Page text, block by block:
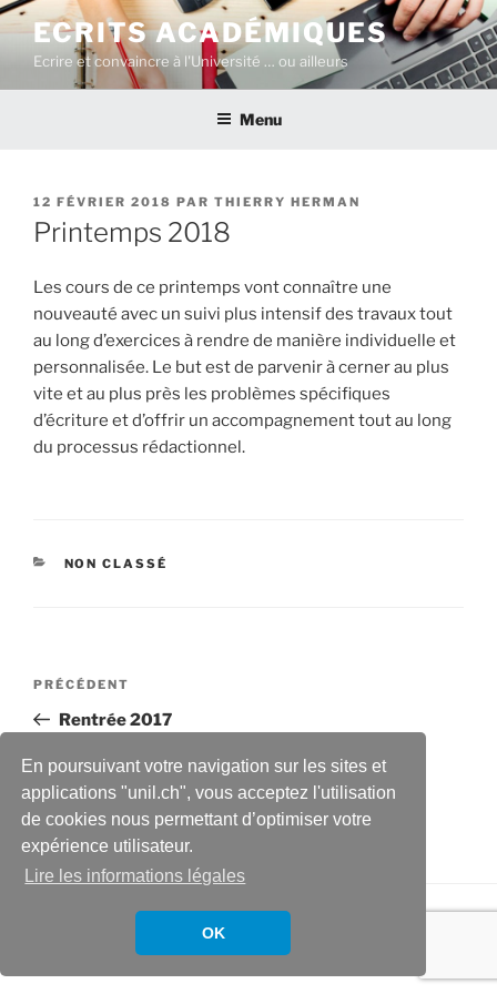
En poursuivant votre navigation sur les sites et
applications "unil.ch", vous acceptez l'utilisation
de cookies nous permettant d’optimiser votre
expérience utilisateur.
Lire les informations légales
OK
Aller
contenu
principal
ECRITS ACADÉMIQUES
Ecrire et convaincre à l'Université … ou ailleurs
Menu
PUBLIÉ
LE
12 FÉVRIER 2018 PAR THIERRY HERMAN
Printemps 2018
Les cours de ce printemps vont connaître une
nouveauté avec un suivi plus intensif des travaux tout
au long d’exercices à rendre de manière individuelle et
personnalisée. Le but est de parvenir à cerner au plus
vite et au plus près les problèmes spécifiques
d’écriture et d’offrir un accompagnement tout au long
du processus rédactionnel.
CATÉGORIES
NON CLASSÉ
Navigation
l’article
Article
précédent
PRÉCÉDENT
Rentrée 2017
Article
suivant
SUIVANT
Rentrée 2018
Fièrement propulsé par WordPress